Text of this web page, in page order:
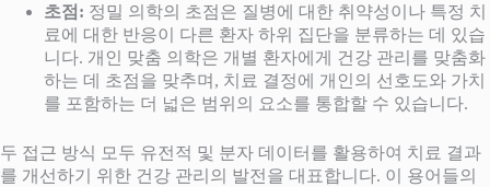
초점: 정밀 의학의 초점은 질병에 대한 취약성이나 특정 치
료에 대한 반응이 다른 환자 하위 집단을 분류하는 데 있습
니다. 개인 맞춤 의학은 개별 환자에게 건강 관리를 맞춤화
하는 데 초점을 맞추며, 치료 결정에 개인의 선호도와 가치
를 포함하는 더 넓은 범위의 요소를 통합할 수 있습니다.
두 접근 방식 모두 유전적 및 분자 데이터를 활용하여 치료 결과
를 개선하기 위한 건강 관리의 발전을 대표합니다. 이 용어들의